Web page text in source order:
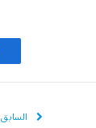
السابق